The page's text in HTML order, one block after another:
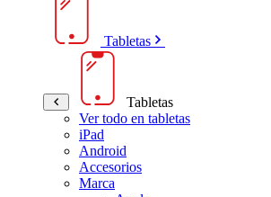
Tabletas
Tabletas
Ver todo en tabletas
iPad
Android
Accesorios
Marca